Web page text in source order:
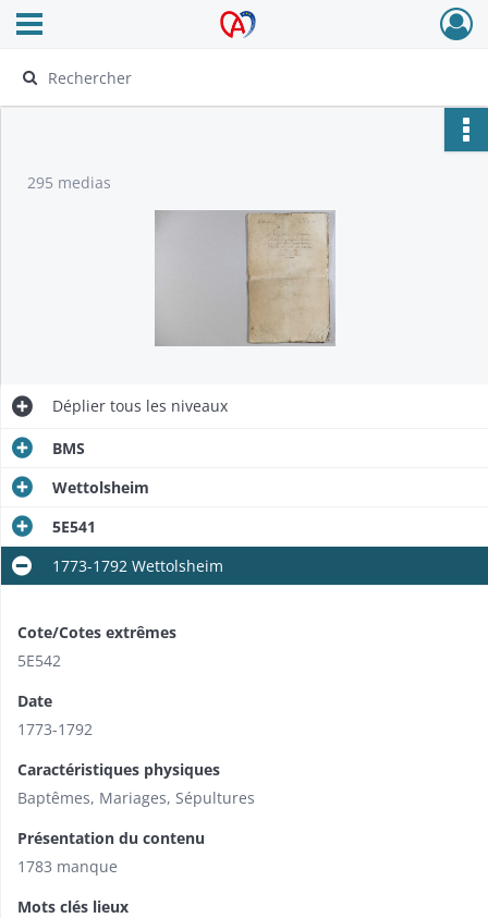
Archives Alsace - Colmar
Ouvrir le menu déroulant
295 medias
Déplier tous les niveaux
BMS
Wettolsheim
5E541
1773-1792 Wettolsheim
Cote/Cotes extrêmes
5E542
Date
1773-1792
Caractéristiques physiques
Baptêmes, Mariages, Sépultures
Présentation du contenu
1783 manque
Mots clés lieux